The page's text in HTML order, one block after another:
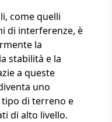
come quelli
di interferenze, è
la
stabilità e la
a queste
uno
di terreno e
di alto livello.